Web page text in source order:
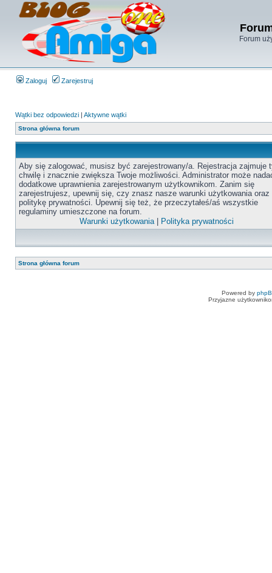
Forum
Zaloguj Zarejestruj
Wątki bez odpowiedzi | Aktywne wątki
Strona główna forum
Aby się zalogować, musisz być zarejestrowany/a. Rejestracja zajmuje
chwilę i znacznie zwiększa Twoje możliwości. Administrator może
dodatkowe uprawnienia zarejestrowanym użytkownikom. Zanim się
zarejestrujesz, upewnij się, czy znasz nasze warunki użytkowania oraz
politykę prywatności. Upewnij się też, że przeczytałeś/aś wszystkie
regulaminy umieszczone na forum.
Warunki użytkowania| Polityka prywatności
Strona główna forum
Powered by
Przyjazne